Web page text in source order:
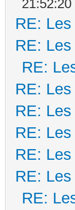
21:52:20
RE:
RE:
RE:
RE:
RE:
RE:
RE:
RE:
RE: